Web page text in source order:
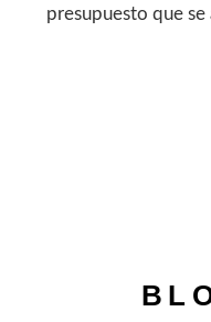
presupuesto que